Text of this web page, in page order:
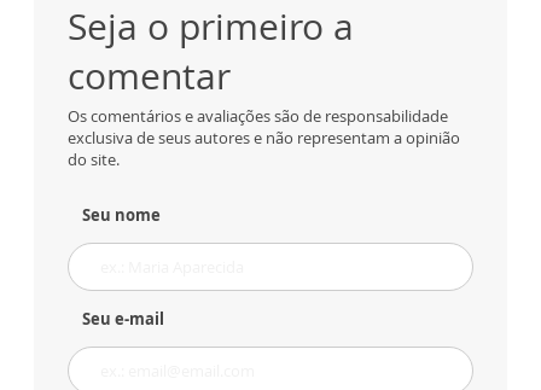
Seja o primeiro a
comentar
Os comentários e avaliações são de responsabilidade
exclusiva de seus autores e não representam a opinião
do site.
Seu nome
Seu e-mail